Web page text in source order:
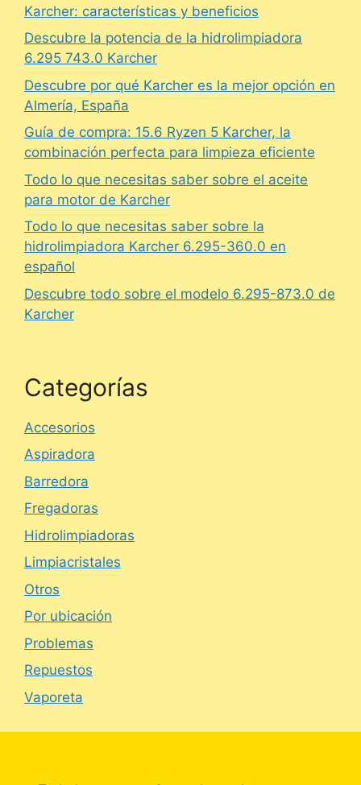
Karcher: características y beneficios
Descubre la potencia de la hidrolimpiadora
6.295 743.0 Karcher
Descubre por qué Karcher es la mejor opción en
Almería, España
Guía de compra: 15.6 Ryzen 5 Karcher, la
combinación perfecta para limpieza eficiente
Todo lo que necesitas saber sobre el aceite
para motor de Karcher
Todo lo que necesitas saber sobre la
hidrolimpiadora Karcher 6.295-360.0 en
español
Descubre todo sobre el modelo 6.295-873.0 de
Karcher
Categorías
Accesorios
Aspiradora
Barredora
Fregadoras
Hidrolimpiadoras
Limpiacristales
Otros
Por ubicación
Problemas
Repuestos
Vaporeta